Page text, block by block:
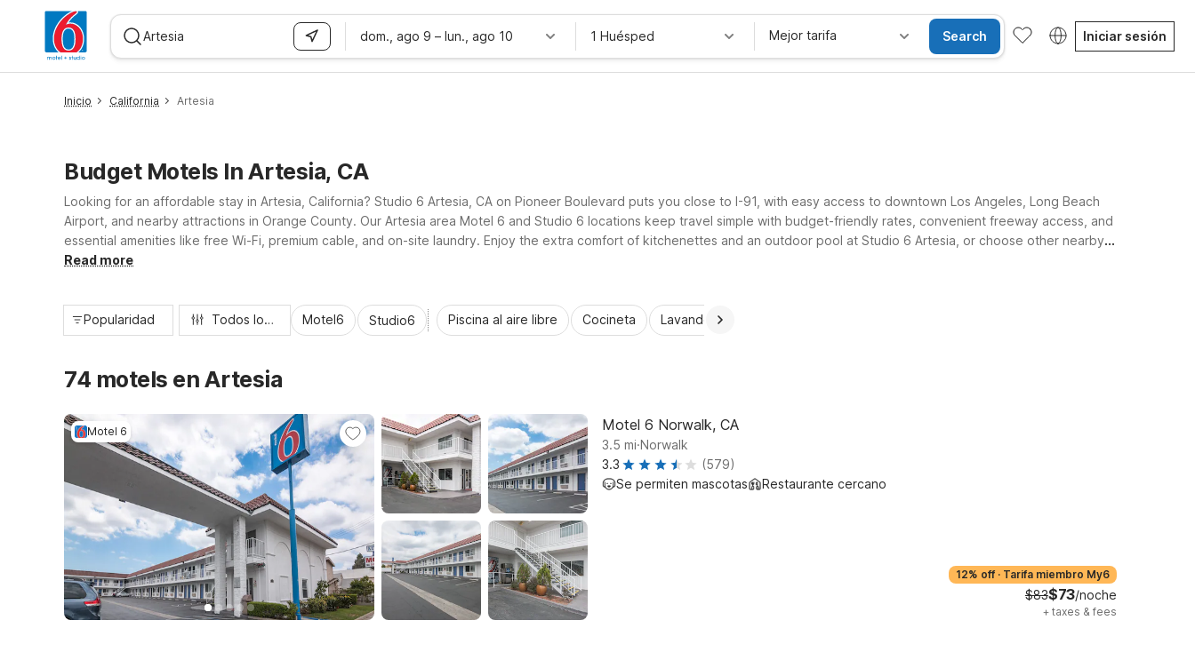
dom., ago 9 – lun., ago 10 1 Huésped Mejor tarifa Search Iniciar sesión
Inicio California Artesia
Budget Motels In Artesia, CA
Looking for an affordable stay in Artesia, California? Studio 6 Artesia, CA on Pioneer Boulevard puts you close to I-91, with easy access to downtown Los Angeles, Long Beach
Airport, and nearby attractions in Orange County. Our Artesia area Motel 6 and Studio 6 locations keep travel simple with budget-friendly rates, convenient freeway access, and
essential amenities like free Wi-Fi, premium cable, and on-site laundry. Enjoy the extra comfort of kitchenettes and an outdoor pool at Studio 6 Artesia, or choose other nearby
Motel 6 properties in Santa Ana, Buena Park, Stanton, and South Gate for added flexibility during your Southern California stay.
Read more
Popularidad Todos los filtros Motel6 Studio6 Piscina al aire libre Cocineta Lavandería automática
74 motels en Artesia
Motel 6 Motel 6 Norwalk, CA
3.5 mi.Norwalk
3.3
(579)
Se permiten mascotas
Restaurante cercano
12% off · Tarifa miembro My6
$83$73/noche
+ taxes & fees